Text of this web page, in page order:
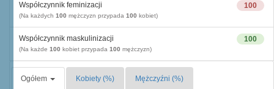
100
Współczynnik feminizacji
(Na każdych 100 mężczyzn przypada 100 kobiet)
100
Współczynnik maskulinizacji
(Na każde 100 kobiet przypada 100 mężczyzn)
Ogółem Kobiety (%) Mężczyźni (%)